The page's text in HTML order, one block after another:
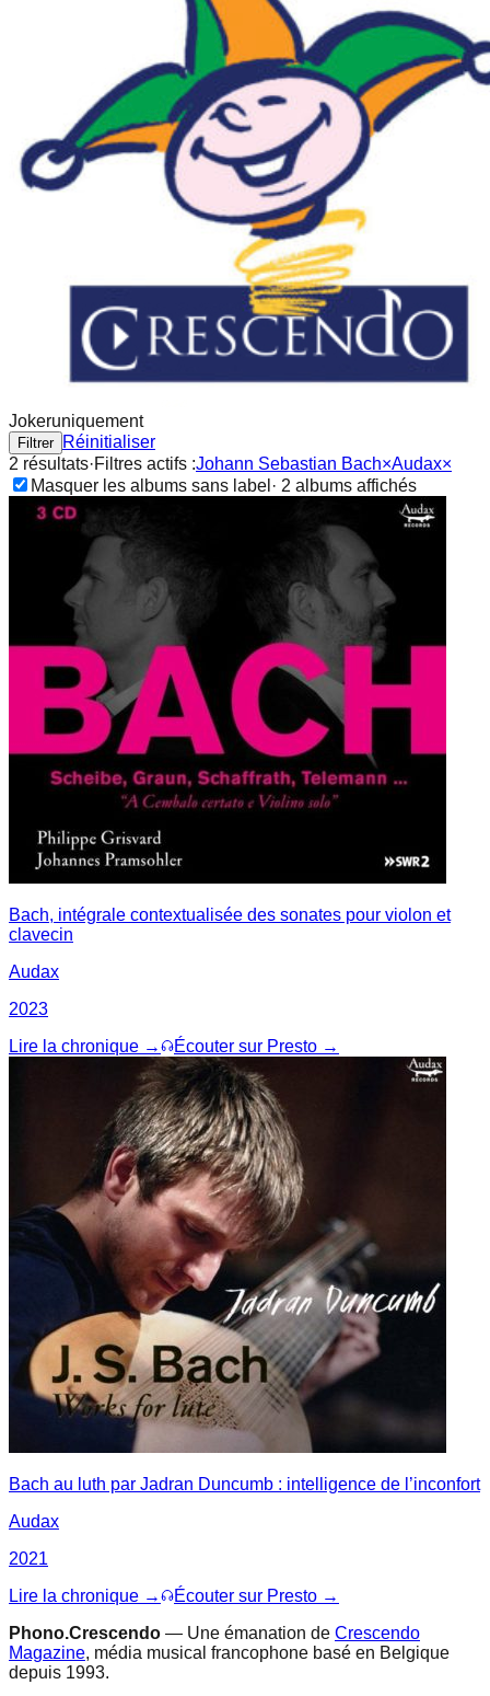
Jokeruniquement
Filtrer
Réinitialiser
2 résultats·Filtres actifs :Johann Sebastian Bach×Audax×
Masquer les albums sans label · 2 albums affichés
Bach, intégrale contextualisée des sonates pour violon et
clavecin
Audax
2023
Lire la chronique →
Écouter sur Presto →
Bach au luth par Jadran Duncumb : intelligence de l’inconfort
Audax
2021
Lire la chronique →
Écouter sur Presto →
Phono.Crescendo — Une émanation de Crescendo
Magazine, média musical francophone basé en Belgique
depuis 1993.